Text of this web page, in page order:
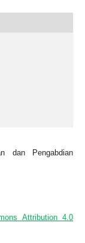
dan Pengabdian
Attribution 4.0